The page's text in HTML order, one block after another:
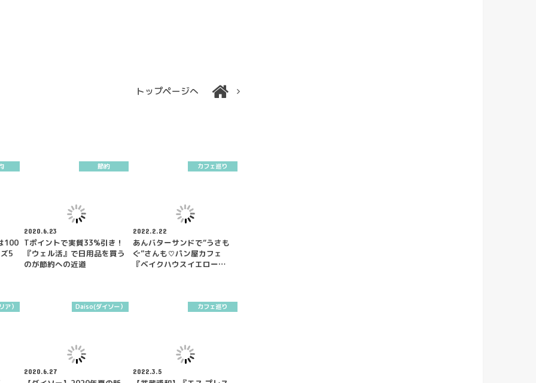
トップページへ
100
5
節約
2020.6.23
Tポイントで実質33%引き！
『ウェル活』で日用品を買う
のが節約への近道
カフェ巡り
2022.2.22
あんバターサンドで“うさも
ぐ”さんも♡パン屋カフェ
『ベイクハウスイエロー…
ア） Daiso(ダイソー）
2020.6.27
カフェ巡り
2022.3.5